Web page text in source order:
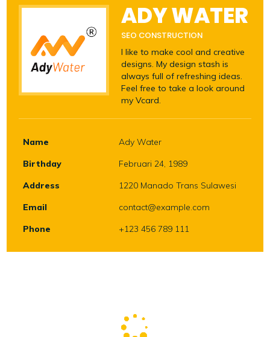
ADY WATER
SEO CONSTRUCTION
I like to make cool and creative
designs. My design stash is
always full of refreshing ideas.
Feel free to take a look around
my Vcard.
Name
Ady Water
Birthday
Februari 24, 1989
Address
1220 Manado Trans Sulawesi
Email
contact@example.com
Phone
+123 456 789 111